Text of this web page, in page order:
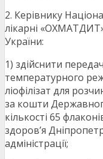
2. Керівнику
лікарні
України:
1) здійснити
температурного
ліофілізат для
за кошти
кількості 65
здоров’я
адміністрації;